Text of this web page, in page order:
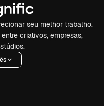
seu melhor trabalho.
criativos, empresas,